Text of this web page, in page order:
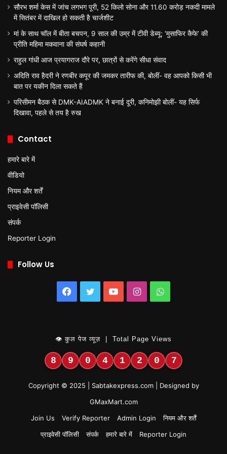
सौरभ शर्मा केस में जांच लगभग पूरी, 52 किलो सोना और 11.60 करोड़ नकदी मामले
में सितंबर में दाखिल हो सकती है चार्जशीट
मां के साथ चॉल में बीता बचपन, 9 साल की उम्र में टीवी डेब्यू; ‘मुसाफिर कैफे’ की
प्रीति महिमा मकवाना की संघर्ष कहानी
राहुल गांधी आज प्रयागराज दौरे पर, छात्रों से करेंगे सीधा संवाद
अदिति राव हैदरी ने रणबीर कपूर की जमकर तारीफ की, बोलीं- वह आपको किसी भी
बात पर यकीन दिला सकते हैं
परिसीमन बैठक से DMK-AIADMK ने बनाई दूरी, कनिमोझी बोलीं- यह सिर्फ
दिखावा, पहले से तय है रुख
Contact
हमारे बारे में
वीडियो
नियम और शर्तें
प्राइवेसी पॉलिसी
संपर्क
Reporter Login
Follow Us
Facebook
TwitterYouTubeInstagramWhatsApp
👁 कुल पेज व्यूज़ | Total Page Views
8 9 0 4 1 2 0 7
Copyright © 2025 | Sabtakexpress.com | Designed by
GMaxMart.com
Join Us
Verify Reporter Admin Login
नियम और शर्तें
प्राइवेसी पॉलिसी
संपर्क हमारे बारे में Reporter Login